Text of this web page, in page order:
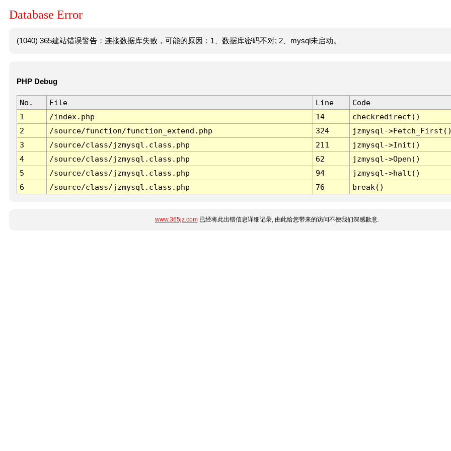
Database Error
(1040) 365建站错误警告：连接数据库失败，可能的原因：1、数据库密码不对; 2、mysql未启动。
PHP Debug
No. File Line
Code
1
/index.php 14
checkredirect()
2
/source/function/function_extend.php 324
jzmysql-
3
/source/class/jzmysql.class.php 211
jzmysql->Init()
4
/source/class/jzmysql.class.php 62
jzmysql->Open()
5
/source/class/jzmysql.class.php 94
jzmysql->halt()
6
/source/class/jzmysql.class.php 76 break()
www.365jz.com已经将此出错信息详细记录, 由此给您带来的访问不便我们深感歉意.